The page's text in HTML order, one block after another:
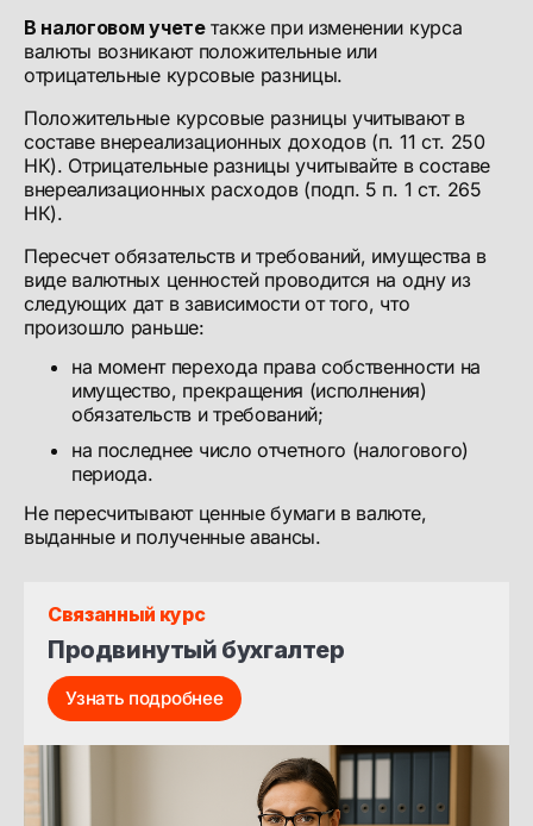
В налоговом учететакже при изменении курса
валюты возникают положительные или
отрицательные курсовые разницы.
Положительные курсовые разницы учитывают в
составе внереализационных доходов (п. 11 ст. 250
НК). Отрицательные разницы учитывайте в составе
внереализационных расходов (подп. 5 п. 1 ст. 265
НК).
Пересчет обязательств и требований, имущества в
виде валютных ценностей проводится на одну из
следующих дат в зависимости от того, что
произошло раньше:
на момент перехода права собственности на
имущество, прекращения (исполнения)
обязательств и требований;
на последнее число отчетного (налогового)
периода.
Не пересчитывают ценные бумаги в валюте,
выданные и полученные авансы.
Связанный курс
Продвинутый бухгалтер
Узнать подробнее